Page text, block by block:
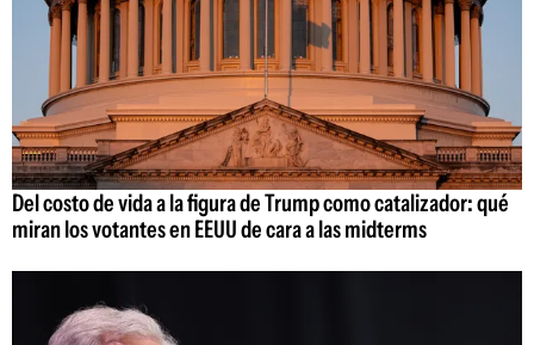
Del costo de vida a la figura de Trump como catalizador: qué
miran los votantes en EEUU de cara a las midterms